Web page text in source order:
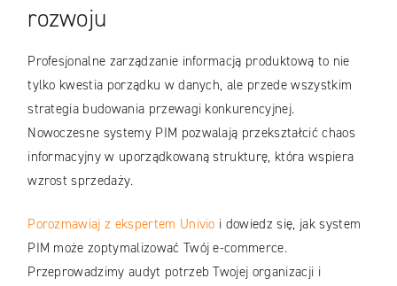
rozwoju
Profesjonalne zarządzanie informacją produktową to nie
tylko kwestia porządku w danych, ale przede wszystkim
strategia budowania przewagi konkurencyjnej.
Nowoczesne systemy PIM pozwalają przekształcić chaos
informacyjny w uporządkowaną strukturę, która wspiera
wzrost sprzedaży.
Porozmawiaj z ekspertem Univio i dowiedz się, jak system
PIM może zoptymalizować Twój e-commerce.
Przeprowadzimy audyt potrzeb Twojej organizacji i